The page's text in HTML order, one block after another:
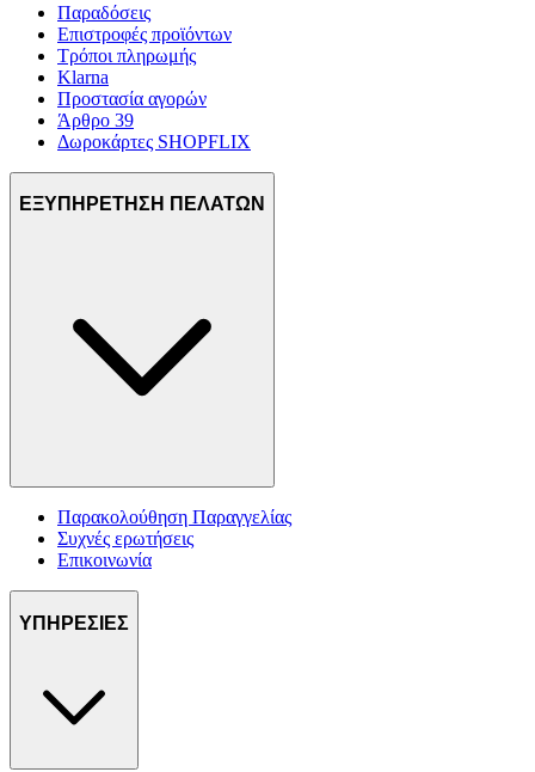
Παραδόσεις
Επιστροφές προϊόντων
Τρόποι πληρωμής
Klarna
Προστασία αγορών
Άρθρο 39
Δωροκάρτες SHOPFLIX
ΕΞΥΠΗΡΕΤΗΣΗ ΠΕΛΑΤΩΝ
Παρακολούθηση Παραγγελίας
Συχνές ερωτήσεις
Επικοινωνία
ΥΠΗΡΕΣΙΕΣ